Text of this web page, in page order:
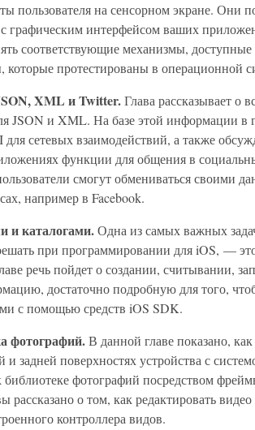
пользователя на сенсорном экране. Они
с графическим интерфейсом ваших
соответствующие механизмы,
которые протестированы в операционной
XML и Twitter.Глава рассказывает о
JSON и XML. На базе этой информации в
сетевых взаимодействий, а также
функции для общения в
смогут обмениваться своими
например в Facebook.
и каталогами.Одна из самых важных
при программировании для iOS, —
речь пойдет о создании, считывании,
достаточно подробную для того,
с помощью средств iOS SDK.
фотографий.В данной главе показано,
и задней поверхностях устройства с
библиотеке фотографий посредством
рассказано о том, как редактировать
контроллера видов.